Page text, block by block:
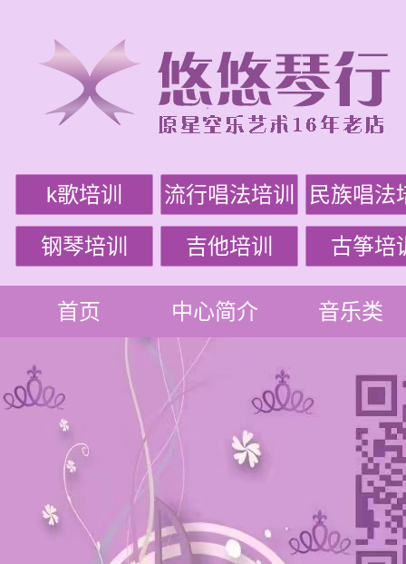
k歌培训 流行唱法培训 民族唱法
钢琴培训 吉他培训 古筝培
首页 中心简介 音乐类